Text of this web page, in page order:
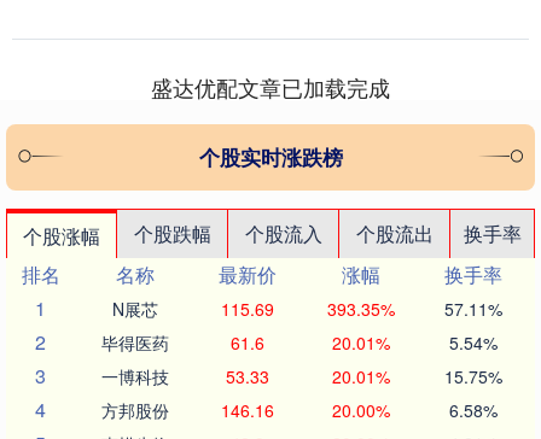
新浪合作大平台....
盛达优配文章已加载完成
个股实时涨跌榜
个股涨幅 个股跌幅 个股流入 个股流出
换手率
排名
名称 最新价 涨幅
换手率
1
N展芯 115.69 393.35% 57.11%
2 毕得医药 61.6 20.01% 5.54%
3 一博科技 53.33 20.01% 15.75%
4 方邦股份 146.16 20.00% 6.58%